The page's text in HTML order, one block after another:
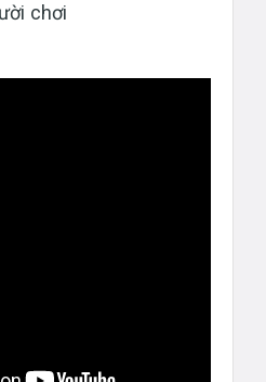
chơi